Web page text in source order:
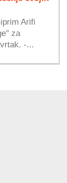
Arifi
za
-...